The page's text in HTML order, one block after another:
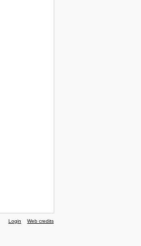
Login Web credits